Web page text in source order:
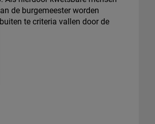
de burgemeester worden
te criteria vallen door de